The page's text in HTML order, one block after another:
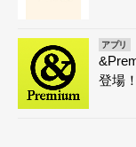
アプリ
登場！